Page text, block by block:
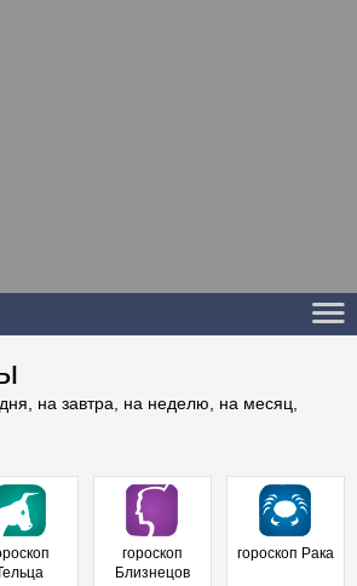
на завтра, на неделю, на месяц,
гороскоп
Близнецов
гороскоп Рака